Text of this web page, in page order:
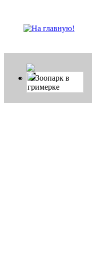
Зоопарк в
гримерке